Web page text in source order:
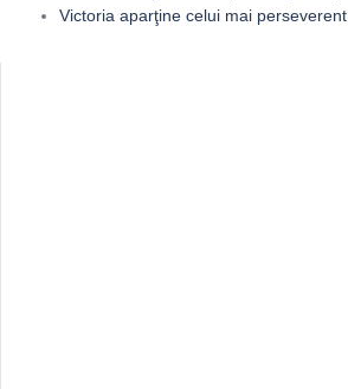
Victoria aparţine celui mai perseverent.